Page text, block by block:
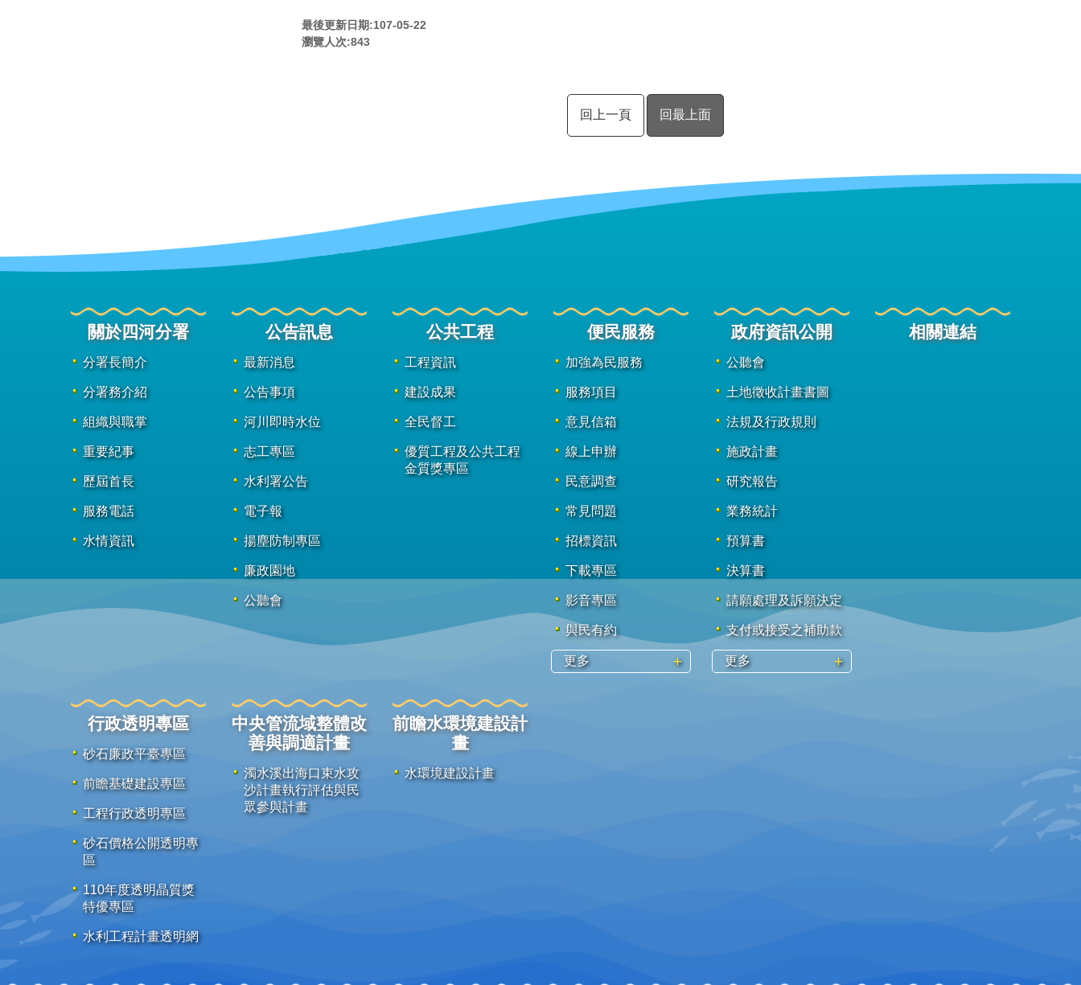
最後更新日期:107-05-22
瀏覽人次:843
回上一頁 回最上面
關於四河分署
分署長簡介
分署務介紹
組織與職掌
重要紀事
歷屆首長
服務電話
水情資訊
公告訊息
最新消息
公告事項
河川即時水位
志工專區
水利署公告
電子報
揚塵防制專區
廉政園地
公聽會
公共工程
工程資訊
建設成果
全民督工
優質工程及公共工程
金質獎專區
便民服務
加強為民服務
服務項目
意見信箱
線上申辦
民意調查
常見問題
招標資訊
下載專區
影音專區
與民有約
更多
政府資訊公開
公聽會
土地徵收計畫書圖
法規及行政規則
施政計畫
研究報告
業務統計
預算書
決算書
請願處理及訴願決定
支付或接受之補助款
更多
相關連結
行政透明專區
砂石廉政平臺專區
前瞻基礎建設專區
工程行政透明專區
砂石價格公開透明專
區
110年度透明晶質獎
特優專區
水利工程計畫透明網
中央管流域整體改
善與調適計畫
濁水溪出海口束水攻
沙計畫執行評估與民
眾參與計畫
前瞻水環境建設計
畫
水環境建設計畫